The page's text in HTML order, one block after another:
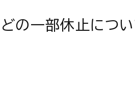
どの一部休止につ